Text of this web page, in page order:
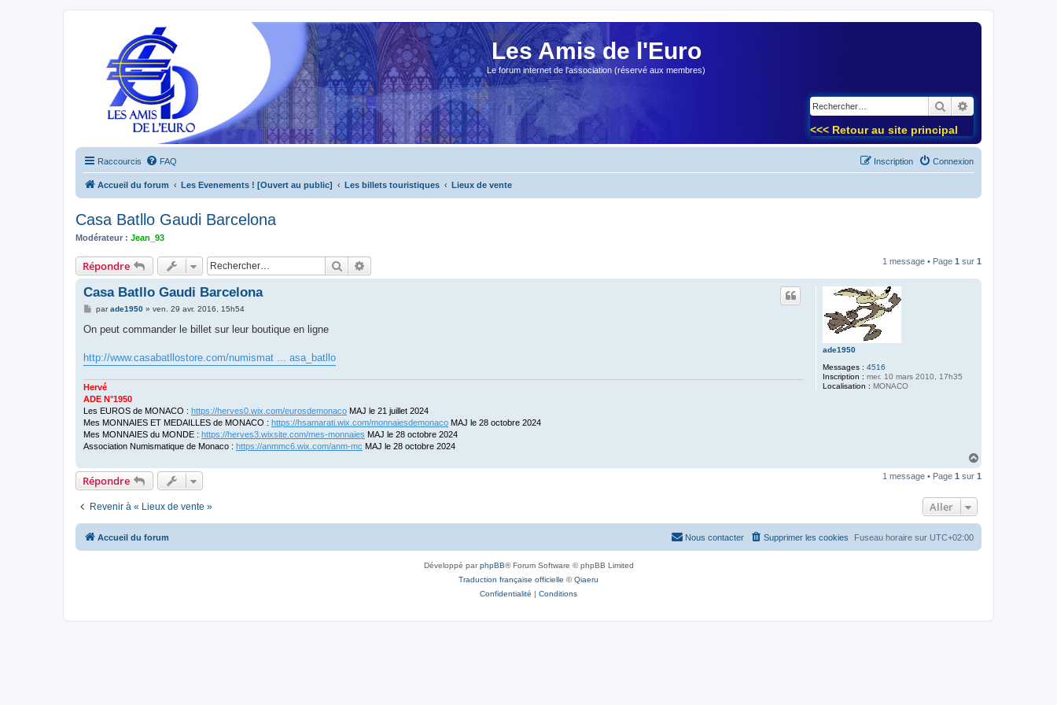
Les Amis de l'Euro
Le forum internet de l'association (réservé aux membres)
Rechercher
<<< Retour au site principal
Raccourcis FAQ Connexion
Inscription
Accueil du forum Les Evenements ! [Ouvert au public] Les billets touristiques Lieux de vente
Casa Batllo Gaudi Barcelona
Modérateur : Jean_93
Répondre Rechercher 1 message • Page 1 sur 1
ade1950
Messages : 4516
Inscription : mer. 10 mars 2010, 17h35
Localisation : MONACO
Casa Batllo Gaudi Barcelona
M
s
g
e
parade1950» ven. 29 avr. 2016, 15h54
On peut commander le billet sur leur boutique en ligne
http://www.casabatllostore.com/numismat ... asa_batllo
Hervé
ADE N°1950
Les EUROS de MONACO : https://herves0.wix.com/eurosdemonaco MAJ le 21 juillet 2024
Mes MONNAIES ET MEDAILLES de MONACO : https://hsamarati.wix.com/monnaiesdemonaco MAJ le 28 octobre 2024
Mes MONNAIES du MONDE : https://herves3.wixsite.com/mes-monnaies MAJ le 28 octobre 2024
Association Numismatique de Monaco : https://anmmc6.wix.com/anm-mc MAJ le 28 octobre 2024
u
Répondre 1 message • Page 1 sur 1
Revenir à « Lieux de vente » Aller
Accueil du forum Fuseau horaire sur UTC+02:00
Supprimer les cookies
Nous contacter
Développé parphpBB® Forum Software © phpBB Limited
Traduction française officielle ©Qiaeru
Confidentialité | Conditions